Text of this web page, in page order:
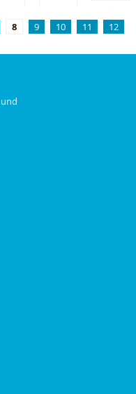
8 9 10 11 12